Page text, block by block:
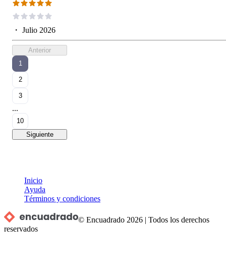
・ Julio 2026
Anterior
1
2
3
...
10
Siguiente
Inicio
Ayuda
Términos y condiciones
© Encuadrado 2026 |Todos los derechos
reservados